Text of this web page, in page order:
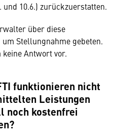
und 10.6.) zurückzuerstatten.
über diese
Stellungnahme gebeten.
Antwort vor.
funktionieren nicht
Leistungen
noch kostenfrei